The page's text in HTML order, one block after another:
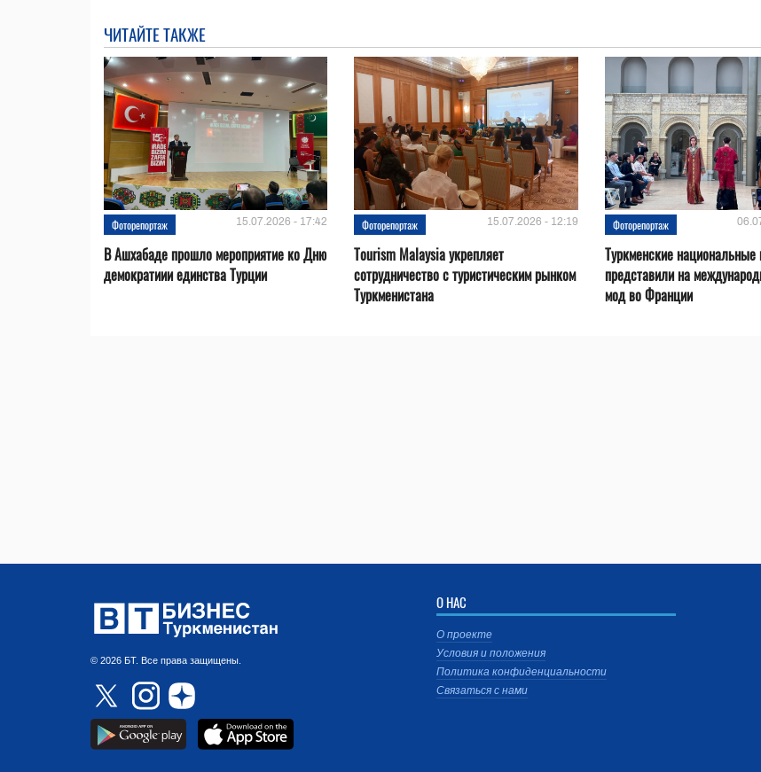
ЧИТАЙТЕ ТАКЖЕ
Фоторепортаж 15.07.2026 - 17:42
В Ашхабаде прошло мероприятие ко Дню
демократиии единства Турции
Фоторепортаж 15.07.2026 - 12:19
Tourism Malaysia укрепляет
сотрудничество с туристическим рынком
Туркменистана
Фоторепортаж
Туркменские
представили на
мод во Франции
© 2026 БТ. Все права защищены.
О НАС
О проекте
Условия и положения
Политика конфиденциальности
Связаться с нами